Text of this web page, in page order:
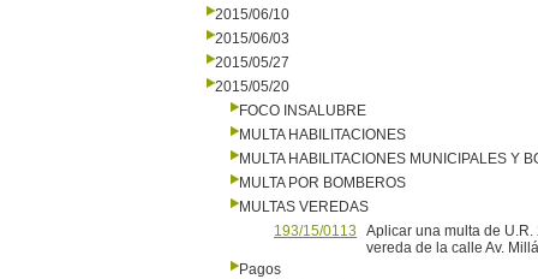
2015/06/10
2015/06/03
2015/05/27
2015/05/20
FOCO INSALUBRE
MULTA HABILITACIONES
MULTA HABILITACIONES MUNICIPALES Y
MULTA POR BOMBEROS
MULTAS VEREDAS
193/15/0113
Aplicar una multa de
vereda de la calle Av.
Pagos